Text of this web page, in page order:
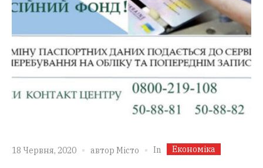
18 Червня, 2020 автор Місто In Економіка